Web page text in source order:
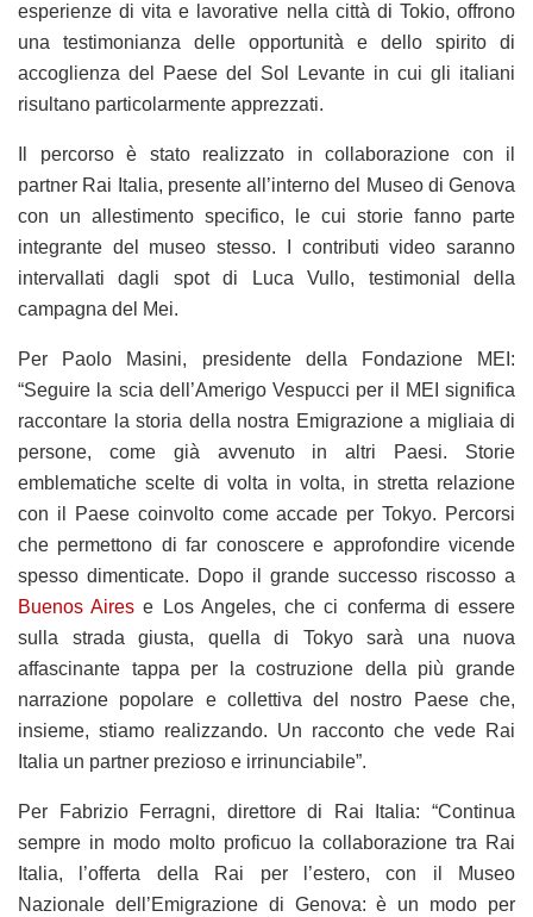
esperienze di vita e lavorative nella città di Tokio, offrono
una testimonianza delle opportunità e dello spirito di
accoglienza del Paese del Sol Levante in cui gli italiani
risultano particolarmente apprezzati.
Il percorso è stato realizzato in collaborazione con il
partner Rai Italia, presente all’interno del Museo di Genova
con un allestimento specifico, le cui storie fanno parte
integrante del museo stesso. I contributi video saranno
intervallati dagli spot di Luca Vullo, testimonial della
campagna del Mei.
Per Paolo Masini, presidente della Fondazione MEI:
“Seguire la scia dell’Amerigo Vespucci per il MEI significa
raccontare la storia della nostra Emigrazione a migliaia di
persone, come già avvenuto in altri Paesi. Storie
emblematiche scelte di volta in volta, in stretta relazione
con il Paese coinvolto come accade per Tokyo. Percorsi
che permettono di far conoscere e approfondire vicende
spesso dimenticate. Dopo il grande successo riscosso a
Buenos Aires e Los Angeles, che ci conferma di essere
sulla strada giusta, quella di Tokyo sarà una nuova
affascinante tappa per la costruzione della più grande
narrazione popolare e collettiva del nostro Paese che,
insieme, stiamo realizzando. Un racconto che vede Rai
Italia un partner prezioso e irrinunciabile”.
Per Fabrizio Ferragni, direttore di Rai Italia: “Continua
sempre in modo molto proficuo la collaborazione tra Rai
Italia, l’offerta della Rai per l’estero, con il Museo
Nazionale dell’Emigrazione di Genova: è un modo per